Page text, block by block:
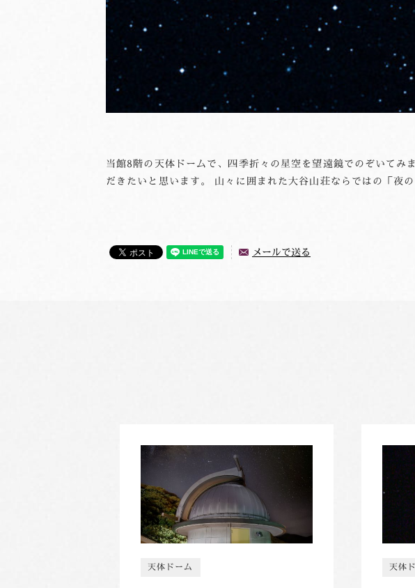
当館8階の天体ドームで、四季折々の星空を望遠鏡でのぞいて
だきたいと思います。 山々に囲まれた大谷山荘ならではの「夜
メールで送る
天体ドーム 天体